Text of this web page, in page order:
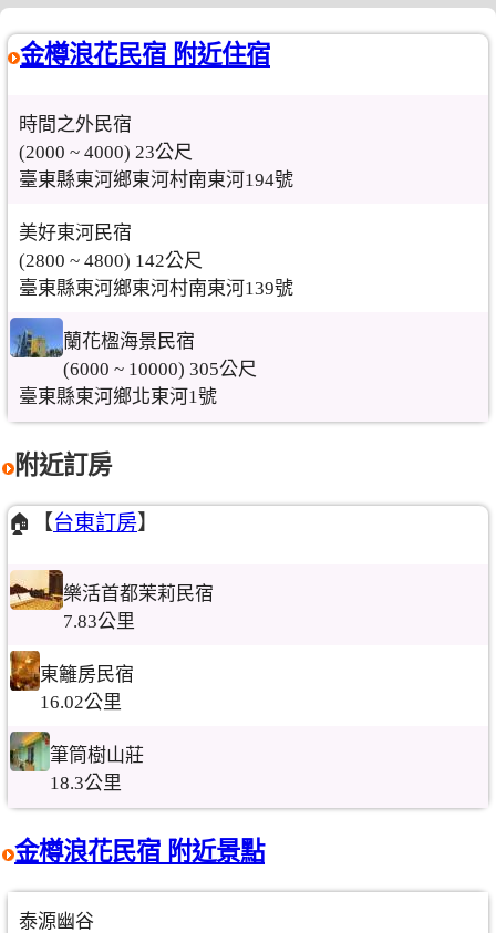
金樽浪花民宿 附近住宿
時間之外民宿
(2000 ~ 4000) 23公尺
臺東縣東河鄉東河村南東河194號
美好東河民宿
(2800 ~ 4800) 142公尺
臺東縣東河鄉東河村南東河139號
蘭花楹海景民宿
(6000 ~ 10000) 305公尺
臺東縣東河鄉北東河1號
附近訂房
🏠【台東訂房】
樂活首都茉莉民宿
7.83公里
東籬房民宿
16.02公里
筆筒樹山莊
18.3公里
金樽浪花民宿 附近景點
泰源幽谷